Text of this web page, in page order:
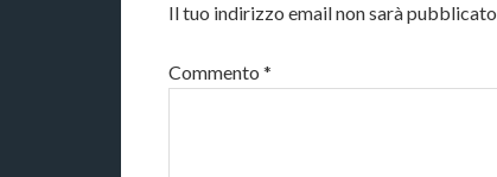
Il tuo indirizzo email non sarà
Commento *